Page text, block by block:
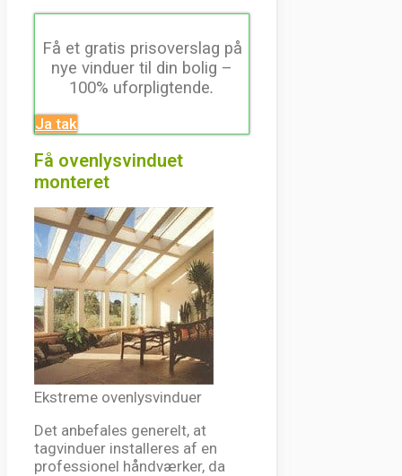
Få et gratis prisoverslag på
nye vinduer til din bolig –
100% uforpligtende.
Ja tak
Få ovenlysvinduet
monteret
Ekstreme ovenlysvinduer
Det anbefales generelt, at
tagvinduer installeres af en
professionel håndværker, da